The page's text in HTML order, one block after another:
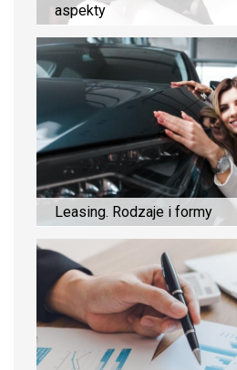
aspekty
Leasing. Rodzaje i formy